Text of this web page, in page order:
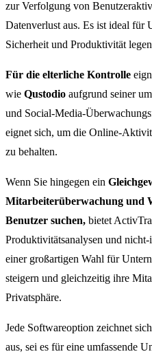
zur Verfolgung von
Datenverlust aus. Es ist ideal für
Sicherheit und Produktivität
Für die elterliche Kontrolle
wie Qustodio aufgrund seiner
und Social-Media-
eignet sich, um die Online-
zu behalten.
Wenn Sie hingegen ein
Mitarbeiterüberwachung und
Benutzer suchen, bietet
Produktivitätsanalysen und
einer großartigen Wahl für
steigern und gleichzeitig ihre
Privatsphäre.
Jede Softwareoption zeichnet
aus, sei es für eine umfassende